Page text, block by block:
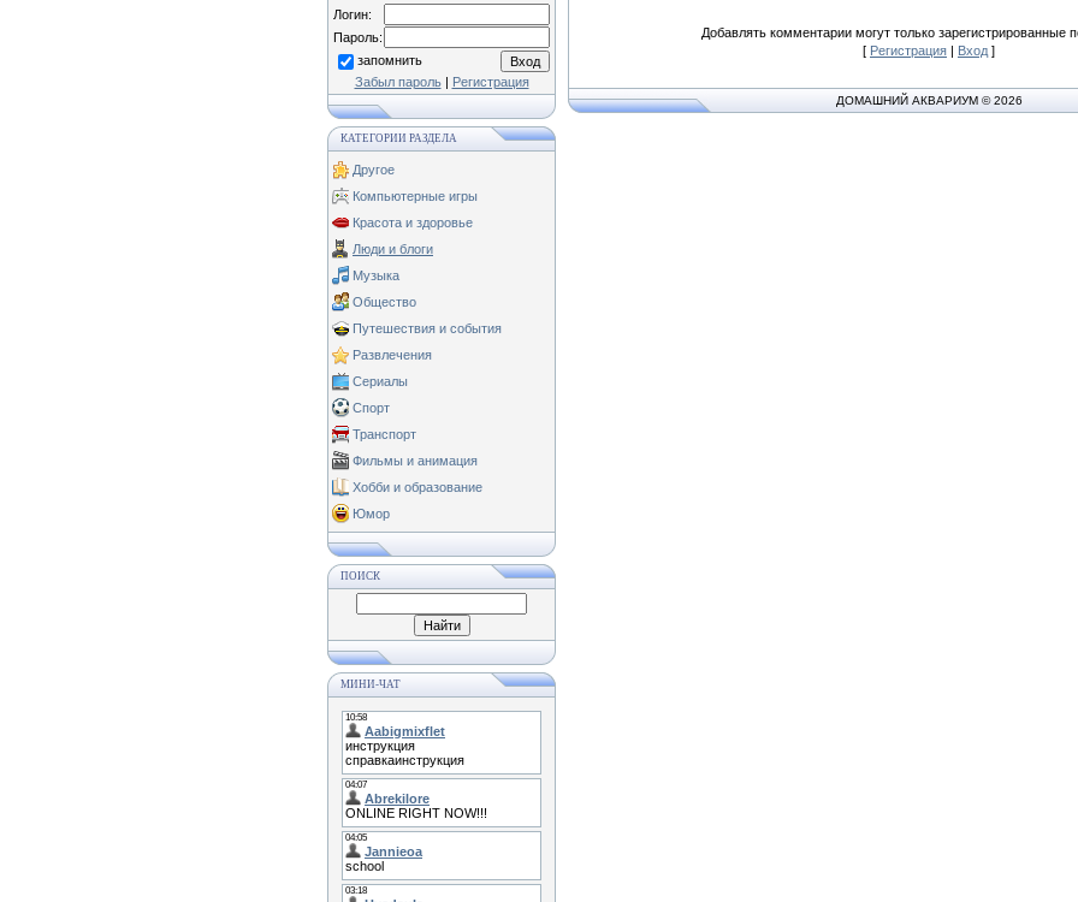
Логин:
Пароль:
запомнить
Забыл пароль| Регистрация
КАТЕГОРИИ РАЗДЕЛА
Другое
Компьютерные игры
Красота и здоровье
Люди и блоги
Музыка
Общество
Путешествия и события
Развлечения
Сериалы
Спорт
Транспорт
Фильмы и анимация
Хобби и образование
Юмор
ПОИСК
МИНИ-ЧАТ
Добавлять комментарии могут только зарегистрированные
[ Регистрация | Вход ]
ДОМАШНИЙ АКВАРИУМ © 2026